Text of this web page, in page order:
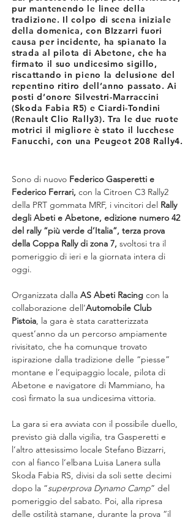
pur mantenendo le linee della
tradizione. Il colpo di scena iniziale
della domenica, con BIzzarri fuori
causa per incidente, ha spianato la
strada al pilota di Abetone, che ha
firmato il suo undicesimo sigillo,
riscattando in pieno la delusione del
repentino ritiro dell’anno passato. Ai
posti d’onore Silvestri-Marraccini
(Skoda Fabia R5) e Ciardi-Tondini
(Renault Clio Rally3). Tra le due ruote
motrici il migliore è stato il lucchese
Fanucchi, con una Peugeot 208 Rally4.
Sono di nuovo Federico Gasperetti e
Federico Ferrari, con la Citroen C3 Rally2
della PRT gommata MRF, i vincitori del Rally
degli Abeti e Abetone, edizione numero 42
del rally “più verde d’Italia”, terza prova
della Coppa Rally di zona 7, svoltosi tra il
pomeriggio di ieri e la giornata intera di
oggi.
Organizzata dalla AS Abeti Racing con la
collaborazione dell’Automobile Club
Pistoia, la gara è stata caratterizzata
quest’anno da un percorso ampiamente
rivisitato, che ha comunque trovato
ispirazione dalla tradizione delle “piesse”
montane e l’equipaggio locale, pilota di
Abetone e navigatore di Mammiano, ha
così firmato la sua undicesima vittoria.
La gara si era avviata con il possibile duello,
previsto già dalla vigilia, tra Gasperetti e
l’altro attesissimo locale Stefano Bizzarri,
con al fianco l’elbana Luisa Lanera sulla
Skoda Fabia RS, divisi da soli sette decimi
dopo la “superprova Dynamo Camp” del
pomeriggio del sabato. Poi, alla ripresa
delle ostilità stamane, durante la prova “il